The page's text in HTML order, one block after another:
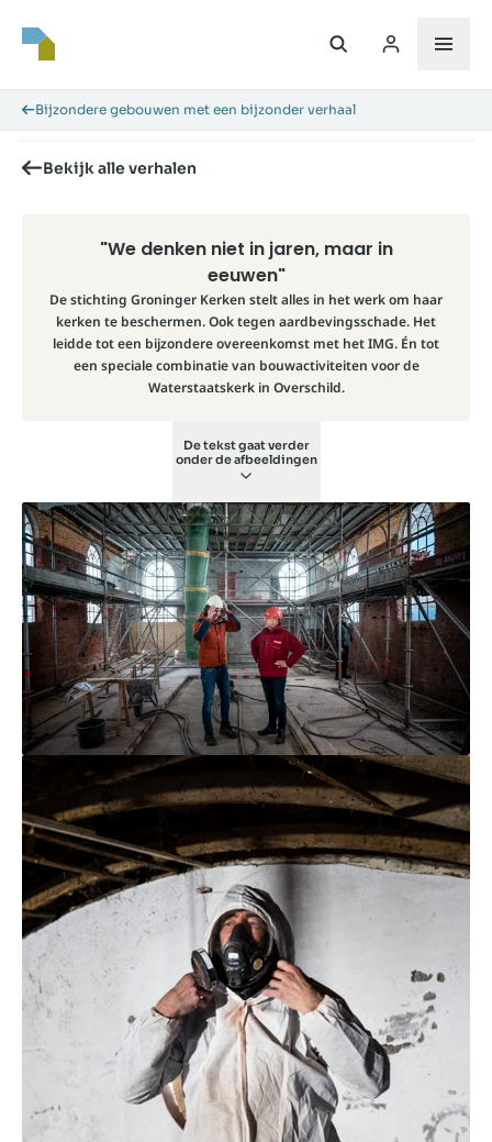
Bijzondere gebouwen met een bijzonder verhaal
Bekijk alle verhalen
"We denken niet in jaren, maar in
eeuwen"
De stichting Groninger Kerken stelt alles in het werk om haar
kerken te beschermen. Ook tegen aardbevingsschade. Het
leidde tot een bijzondere overeenkomst met het IMG. Én tot
een speciale combinatie van bouwactiviteiten voor de
Waterstaatskerk in Overschild.
De tekst gaat verder
onder de afbeeldingen